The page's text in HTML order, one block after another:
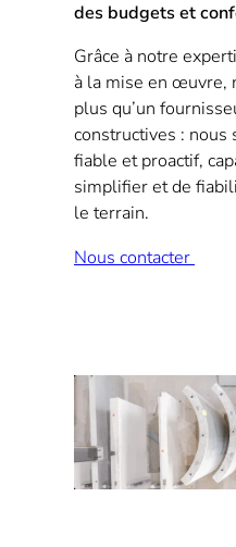
des budgets et
Grâce à notre
à la mise en œuvre,
plus qu’un
constructives : nous
fiable et proactif,
simplifier et de
le terrain.
Nous contacter